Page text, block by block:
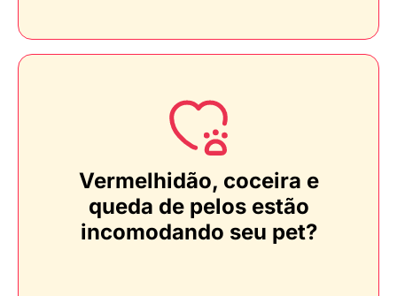
Vermelhidão, coceira e
queda de pelos estão
incomodando seu pet?